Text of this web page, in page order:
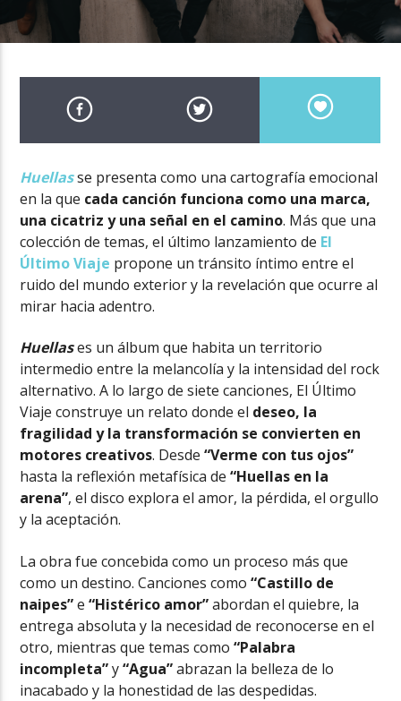
Huellasse presenta como una cartografía emocional
en la que cada canción funciona como una marca,
una cicatriz y una señal en el camino. Más que una
colección de temas, el último lanzamiento de El
Último Viaje propone un tránsito íntimo entre el
ruido del mundo exterior y la revelación que ocurre al
mirar hacia adentro.
Huellases un álbum que habita un territorio
intermedio entre la melancolía y la intensidad del rock
alternativo. A lo largo de siete canciones, El Último
Viaje construye un relato donde el deseo, la
fragilidad y la transformación se convierten en
motores creativos. Desde“Verme con tus ojos”
hasta la reflexión metafísica de“Huellas en la
arena”, el disco explora el amor, la pérdida, el orgullo
y la aceptación.
La obra fue concebida como un proceso más que
como un destino. Canciones como“Castillo de
naipes”e“Histérico amor”abordan el quiebre, la
entrega absoluta y la necesidad de reconocerse en el
otro, mientras que temas como“Palabra
incompleta”y“Agua”abrazan la belleza de lo
inacabado y la honestidad de las despedidas.